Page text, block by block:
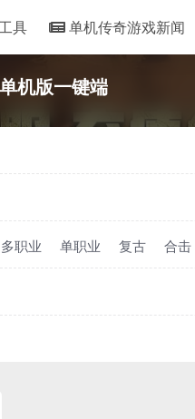
具 单机传奇游戏新闻
机版一键端
多职业 单职业 复古 合击